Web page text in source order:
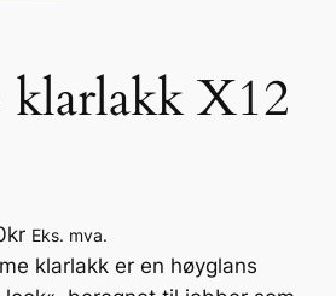
klarlakk X12
krP
r
Eks. mva.
klarlakk er en høyglans